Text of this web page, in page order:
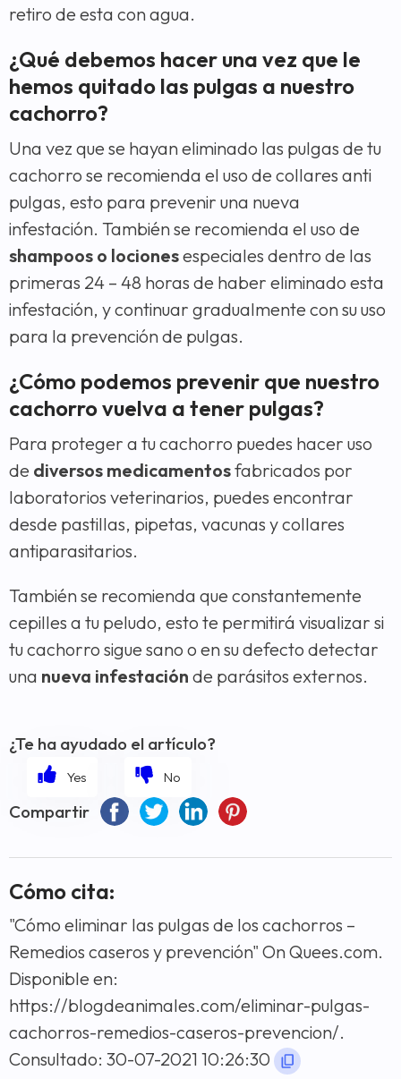
retiro de esta con agua.
¿Qué debemos hacer una vez que le
hemos quitado las pulgas a nuestro
cachorro?
Una vez que se hayan eliminado las pulgas de tu
cachorro se recomienda el uso de collares anti
pulgas, esto para prevenir una nueva
infestación. También se recomienda el uso de
shampoos o locionesespeciales dentro de las
primeras 24 – 48 horas de haber eliminado esta
infestación, y continuar gradualmente con su uso
para la prevención de pulgas.
¿Cómo podemos prevenir que nuestro
cachorro vuelva a tener pulgas?
Para proteger a tu cachorro puedes hacer uso
de diversos medicamentosfabricados por
laboratorios veterinarios, puedes encontrar
desde pastillas, pipetas, vacunas y collares
antiparasitarios.
También se recomienda que constantemente
cepilles a tu peludo, esto te permitirá visualizar si
tu cachorro sigue sano o en su defecto detectar
una nueva infestación de parásitos externos.
¿Te ha ayudado el artículo?
Compartir
Cómo cita:
"Cómo eliminar las pulgas de los cachorros –
Remedios caseros y prevención" On Quees.com.
Disponible en:
https://blogdeanimales.com/eliminar-pulgas-
cachorros-remedios-caseros-prevencion/.
Consultado: 30-07-2021 10:26:30